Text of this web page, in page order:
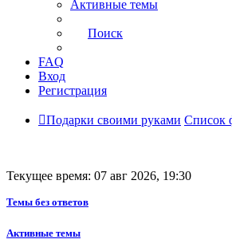
Активные темы
Поиск
FAQ
Вход
Регистрация
Подарки своими руками Список
Текущее время: 07 авг 2026, 19:30
Темы без ответов
Активные темы